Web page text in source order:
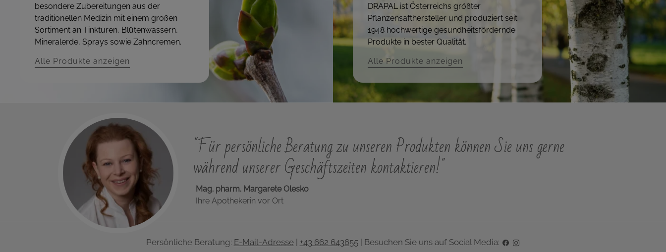
besondere Zubereitungen aus der
traditionellen Medizin mit einem großen
Sortiment an Tinkturen, Blütenwassern,
Mineralerde, Sprays sowie Zahncremen.
Alle Produkte anzeigen
DRAPAL ist Österreichs größter
Pflanzensafthersteller und produziert seit
1948 hochwertige gesundheitsfördernde
Produkte in bester Qualität.
Alle Produkte anzeigen
"Für persönliche Beratung zu unseren Produkten können Sie uns gerne
während unserer Geschäftszeiten kontaktieren!"
Mag. pharm. Margarete Olesko
Ihre Apothekerin vor Ort
Persönliche Beratung: E-Mail-Adresse| +43 662 643655| Besuchen Sie uns auf Social Media: